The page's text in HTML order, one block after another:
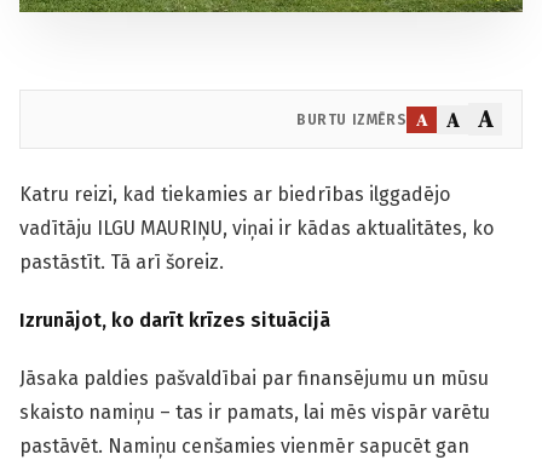
BURTU IZMĒRS A A A
Katru reizi, kad tiekamies ar biedrības ilggadējo
vadītāju ILGU MAURIŅU, viņai ir kādas aktualitātes, ko
pastāstīt. Tā arī šoreiz.
Izrunājot, ko darīt krīzes situācijā
Jāsaka paldies pašvaldībai par finansējumu un mūsu
skaisto namiņu – tas ir pamats, lai mēs vispār varētu
pastāvēt. Namiņu cenšamies vienmēr sapucēt gan